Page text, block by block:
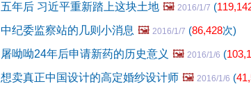
五年后 习近平重新踏上这块土地 🖼️ 2016/1/7 (
中纪委监察站的几则小消息 🖼️ 2016/1/7 (86,428次)
屠呦呦24年后申请新药的历史意义 🖼️ 2016/1/6 (
想卖真正中国设计的高定婚纱设计师 🖼️ 2016/1/6 (